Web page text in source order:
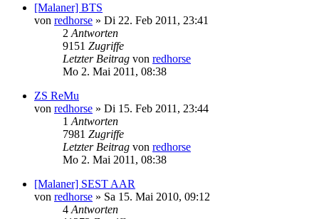
[Malaner] BTS
von redhorse » Di 22. Feb 2011, 23:41
2 Antworten
9151 Zugriffe
Letzter Beitrag von redhorse
Mo 2. Mai 2011, 08:38
ZS ReMu
von redhorse » Di 15. Feb 2011, 23:44
1 Antworten
7981 Zugriffe
Letzter Beitrag von redhorse
Mo 2. Mai 2011, 08:38
[Malaner] SEST AAR
von redhorse » Sa 15. Mai 2010, 09:12
4 Antworten